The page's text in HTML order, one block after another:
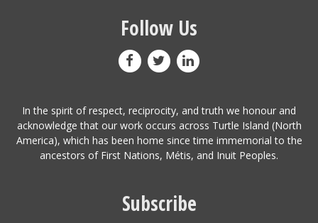
Follow Us
In the spirit of respect, reciprocity, and truth we honour and
acknowledge that our work occurs across Turtle Island (North
America), which has been home since time immemorial to the
ancestors of First Nations, Métis, and Inuit Peoples.
Subscribe